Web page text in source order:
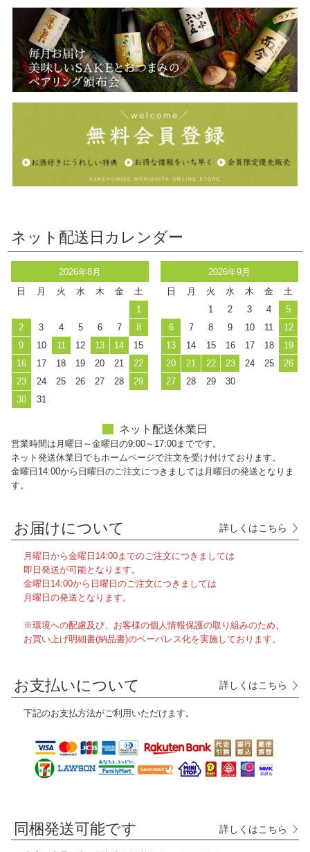
ネット配送日カレンダー
2026年8月
日
月 火 水 木 金
土
1
2
3 4 5 6 7
8
9
10 11 12 13 14
15
16
17 18 19 20 21
22
23
24 25 26 27 28
29
30
31
2026年9月
日
月 火 水 木 金
土
1
2 3 4
5
6
7 8 9 10 11
12
13
14 15 16 17 18
19
20
21 22 23 24 25
26
27
28 29 30
ネット配送休業日
営業時間は月曜日～金曜日の9:00～17:00までです。
ネット発送休業日でもホームページで注文を受け付けております。
金曜日14:00から日曜日のご注文につきましては月曜日の発送となりま
す。
お届けについて 詳しくはこちら
月曜日から金曜日14:00までのご注文につきましては
即日発送が可能となります。
金曜日14:00から日曜日のご注文につきましては
月曜日の発送となります。
※環境への配慮及び、お客様の個人情報保護の取り組みのため、
お買い上げ明細書(納品書)のペーパレス化を実施しております。
お支払いについて 詳しくはこちら
下記のお支払方法がご利用いただけます。
同梱発送可能です 詳しくはこちら